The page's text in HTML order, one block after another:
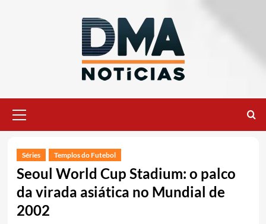
principal
Séries Templos do Futebol
Seoul World Cup Stadium: o palco
da virada asiática no Mundial de
2002